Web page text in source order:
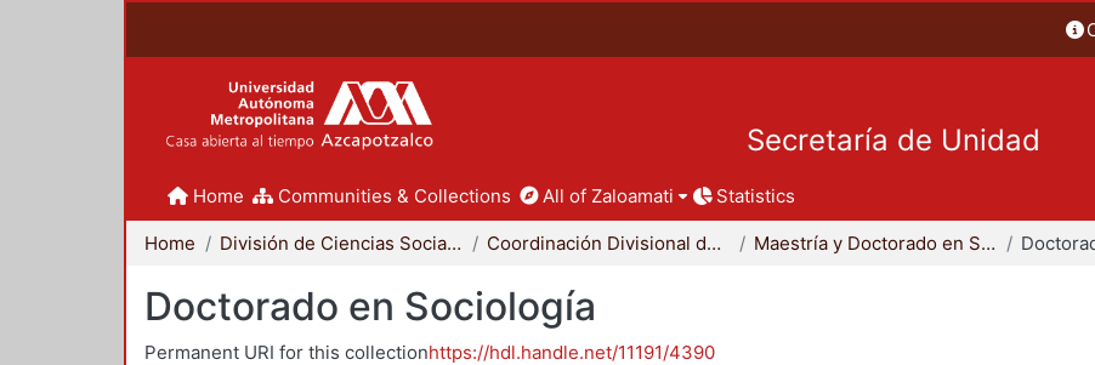
Secretaría de Unidad
Home Communities & Collections All of Zaloamati Statistics
Home División de Ciencias Sociales y Humanidades Coordinación Divisional de Posgrado Maestría y Doctorado en Sociología
Doctorado en Sociología
Permanent URI for this collectionhttps://hdl.handle.net/11191/4390